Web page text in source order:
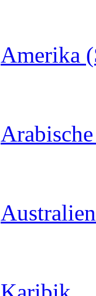
Amerika
Australien